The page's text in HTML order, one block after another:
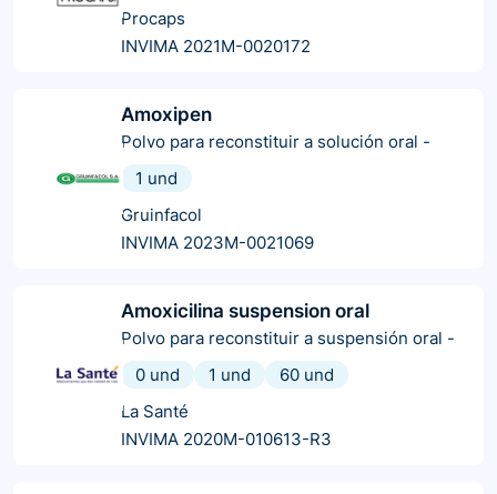
Procaps
INVIMA 2021M-0020172
Amoxipen
Polvo para reconstituir a solución oral -
1 und
Gruinfacol
INVIMA 2023M-0021069
Amoxicilina suspension oral
Polvo para reconstituir a suspensión oral -
0 und
1 und
60 und
La Santé
INVIMA 2020M-010613-R3